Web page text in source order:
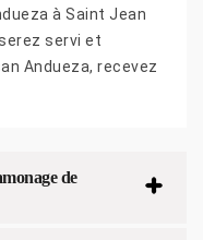
à Saint Jean
servi et
Andueza, recevez
de